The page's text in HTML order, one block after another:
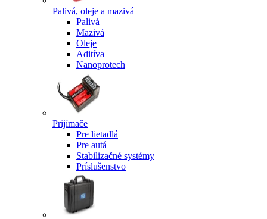
Palivá, oleje a mazivá
Palivá
Mazivá
Oleje
Aditíva
Nanoprotech
Prijímače
Pre lietadlá
Pre autá
Stabilizačné systémy
Príslušenstvo